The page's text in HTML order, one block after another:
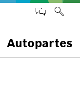
Autopartes